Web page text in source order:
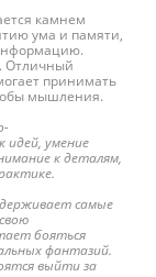
камнем
ума и памяти,
Отличный
принимать
мышления.
умение
к деталям,
самые
бояться
фантазий.
выйти за